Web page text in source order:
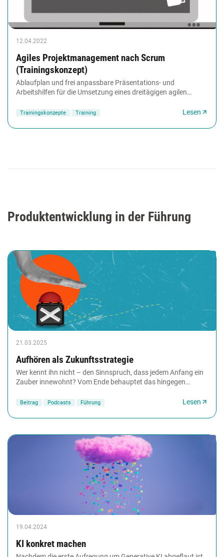
12.04.2022
Agiles Projektmanagement nach Scrum
(Trainingskonzept)
Ablaufplan und frei anpassbare Präsentations- und
Arbeitshilfen für die Umsetzung eines dreitägigen agilen
Trainingskonzepte Training Lesen
Produktentwicklung in der Führung
21.03.2025
Aufhören als Zukunftsstrategie
Wer kennt ihn nicht – den Sinnspruch, dass jedem Anfang ein
Zauber innewohnt? Vom Ende behauptet das hingegen
Beitrag Podcasts Führung Lesen
19.04.2024
KI konkret machen